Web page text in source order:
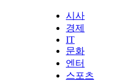
시사
경제
IT
문화
엔터
스포츠